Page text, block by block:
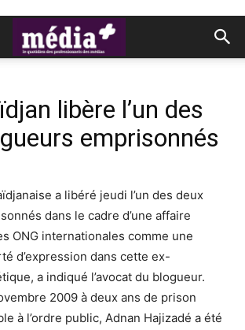
libère l’un des
emprisonnés
a libéré jeudi l’un des deux
dans le cadre d’une affaire
ONG internationales comme une
d’expression dans cette ex-
a indiqué l’avocat du blogueur.
2009 à deux ans de prison
à l’ordre public, Adnan Hajizadé a été